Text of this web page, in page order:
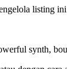
listing
synth,